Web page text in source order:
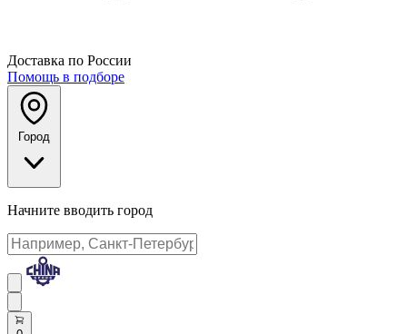
Доставка по России
Помощь в подборе
Город
Начните вводить город